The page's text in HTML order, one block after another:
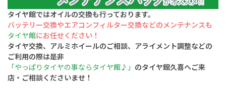
タイヤ館ではオイルの交換も行っております。
バッテリー交換やエアコンフィルター交換などのメンテナンスも
タイヤ館にお任せください！
タイヤ交換、アルミホイールのご相談、アライメント調整などの
ご利用の際は是非
「やっぱりタイヤの事ならタイヤ館♪」 のタイヤ館久喜へご来
店・ご相談くださいませ！